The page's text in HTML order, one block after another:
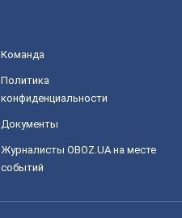
Команда
Политика
конфиденциальности
Документы
Журналисты OBOZ.UA на месте
событий